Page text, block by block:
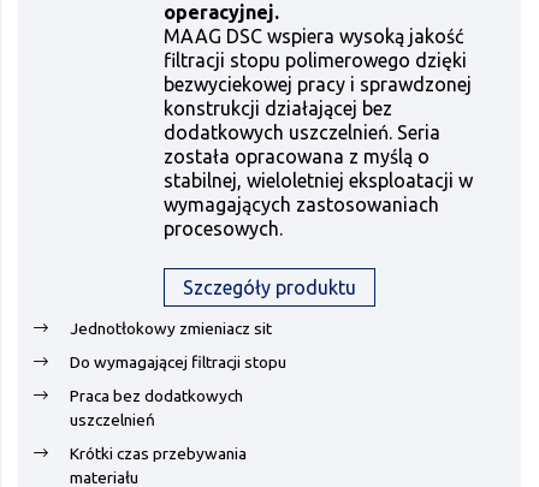
operacyjnej.
MAAG DSC wspiera wysoką jakość
filtracji stopu polimerowego dzięki
bezwyciekowej pracy i sprawdzonej
konstrukcji działającej bez
dodatkowych uszczelnień. Seria
została opracowana z myślą o
stabilnej, wieloletniej eksploatacji w
wymagających zastosowaniach
procesowych.
Szczegóły produktu
Jednotłokowy zmieniacz sit
Do wymagającej filtracji stopu
Praca bez dodatkowych
uszczelnień
Krótki czas przebywania
materiału